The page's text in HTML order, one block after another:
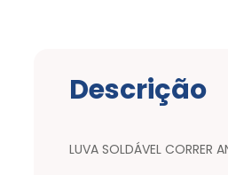
Descrição
LUVA SOLDÁVEL CORRER